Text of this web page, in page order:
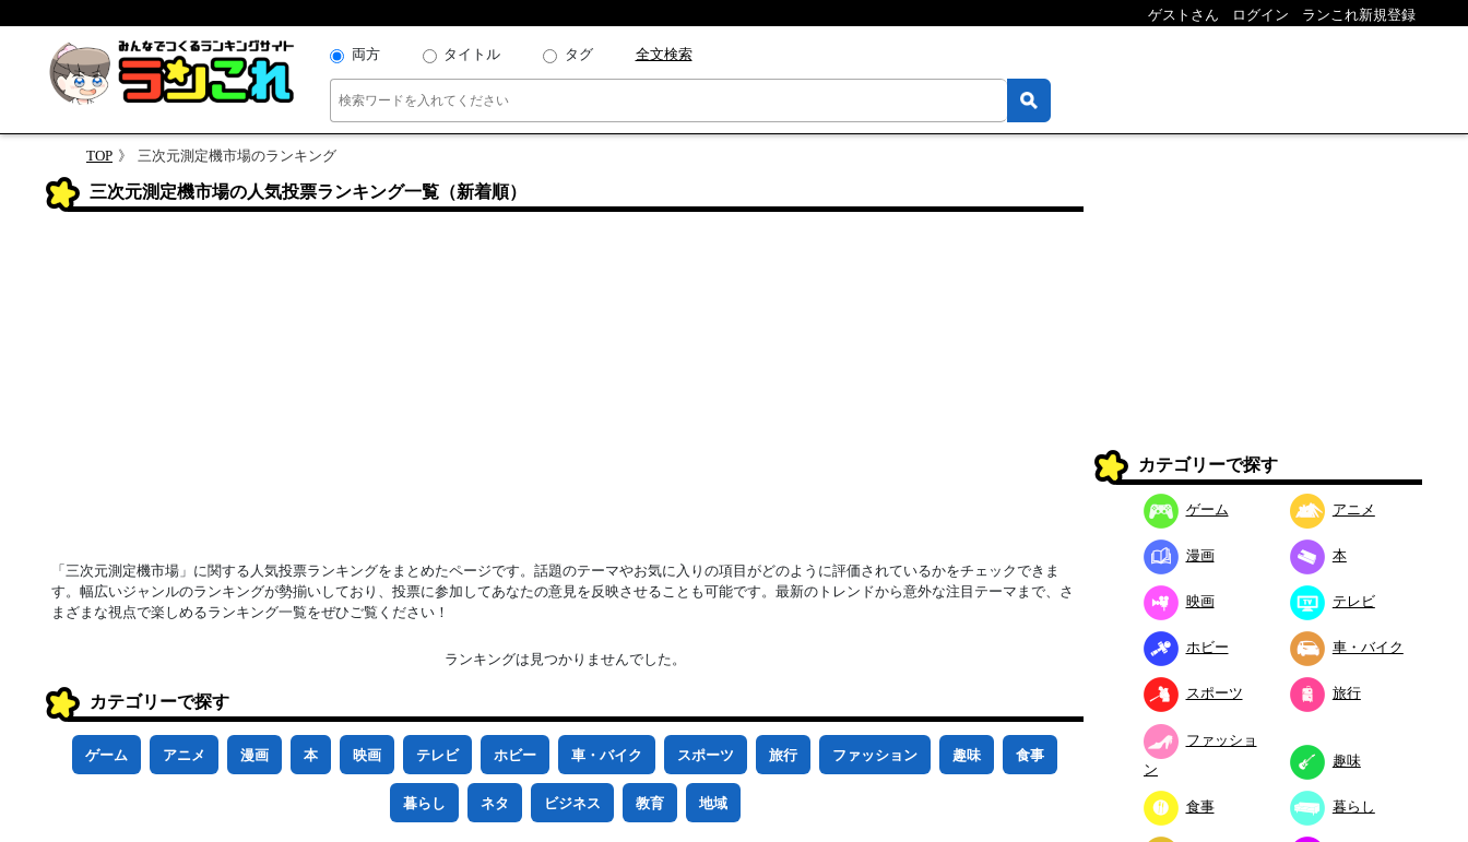
ゲストさん ログイン ランこれ新規登録
両方 タイトル タグ 全文検索
TOP 三次元測定機市場のランキング
三次元測定機市場の人気投票ランキング一覧（新着順）
「三次元測定機市場」に関する人気投票ランキングをまとめたページです。話題のテーマやお気に入りの項目がどのように評価されているかをチェックできま
す。幅広いジャンルのランキングが勢揃いしており、投票に参加してあなたの意見を反映させることも可能です。最新のトレンドから意外な注目テーマまで、さ
まざまな視点で楽しめるランキング一覧をぜひご覧ください！
ランキングは見つかりませんでした。
カテゴリーで探す
ゲーム アニメ 漫画 本 映画 テレビ ホビー 車・バイク スポーツ 旅行 ファッション 趣味 食事
暮らし ネタ ビジネス 教育 地域
カテゴリーで探す
ゲーム アニメ
漫画 本
映画 テレビ
ホビー 車・バイク
スポーツ 旅行
ファッショ
ン
趣味
食事 暮らし